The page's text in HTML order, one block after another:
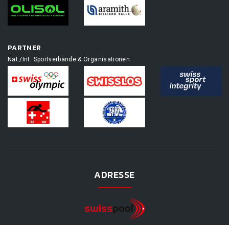
PARTNER
Nat./Int. Sportverbände & Organisationen
ADRESSE